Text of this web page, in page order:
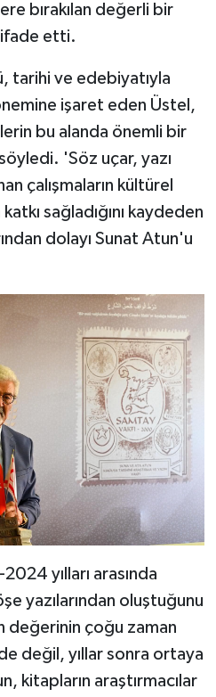
bırakılan değerli bir
ifade etti.
tarihi ve edebiyatıyla
işaret eden Üstel,
bu alanda önemli bir
'Söz uçar, yazı
çalışmaların kültürel
katkı sağladığını kaydeden
dolayı Sunat Atun'u
yılları arasında
yazılarından oluştuğunu
değerinin çoğu zaman
değil, yıllar sonra ortaya
kitapların araştırmacılar